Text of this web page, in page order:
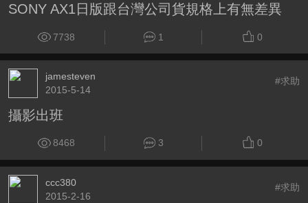
SONY AX1日版跟台灣公司貨規格上有無差異
7738 1 0
jamesteven
2015-5-14
#求助
攝影出班
8468 3 0
ccc380
2015-2-16
#求助